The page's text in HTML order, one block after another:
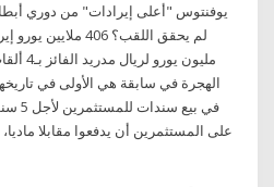
الهجرة في سابقة هي الأولى في
في
على المستثمرين أن يدفعوا مقابلا